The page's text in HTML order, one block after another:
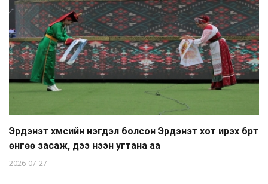
Эрдэнэт хүмүүсийн нэгдэл болсон Эрдэнэт хот ирэх бүрт
өнгөө засаж, үүдээ нээн угтана аа
2026-07-27